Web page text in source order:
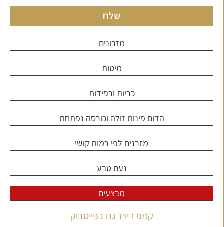
שלח
מזרונים
מיטות
כריות ורפידות
הדום פינות זולה וכורסה נפתחת
מזרנים לפי רמות קושי
נעם טבע
מבצעים
קמפ דיויד גם בפייסבוק